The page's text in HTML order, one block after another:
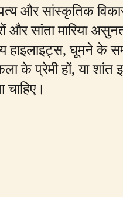
और सांस्कृतिक
और सांता मारिया
हाइलाइट्स, घूमने के
के प्रेमी हों, या शांत